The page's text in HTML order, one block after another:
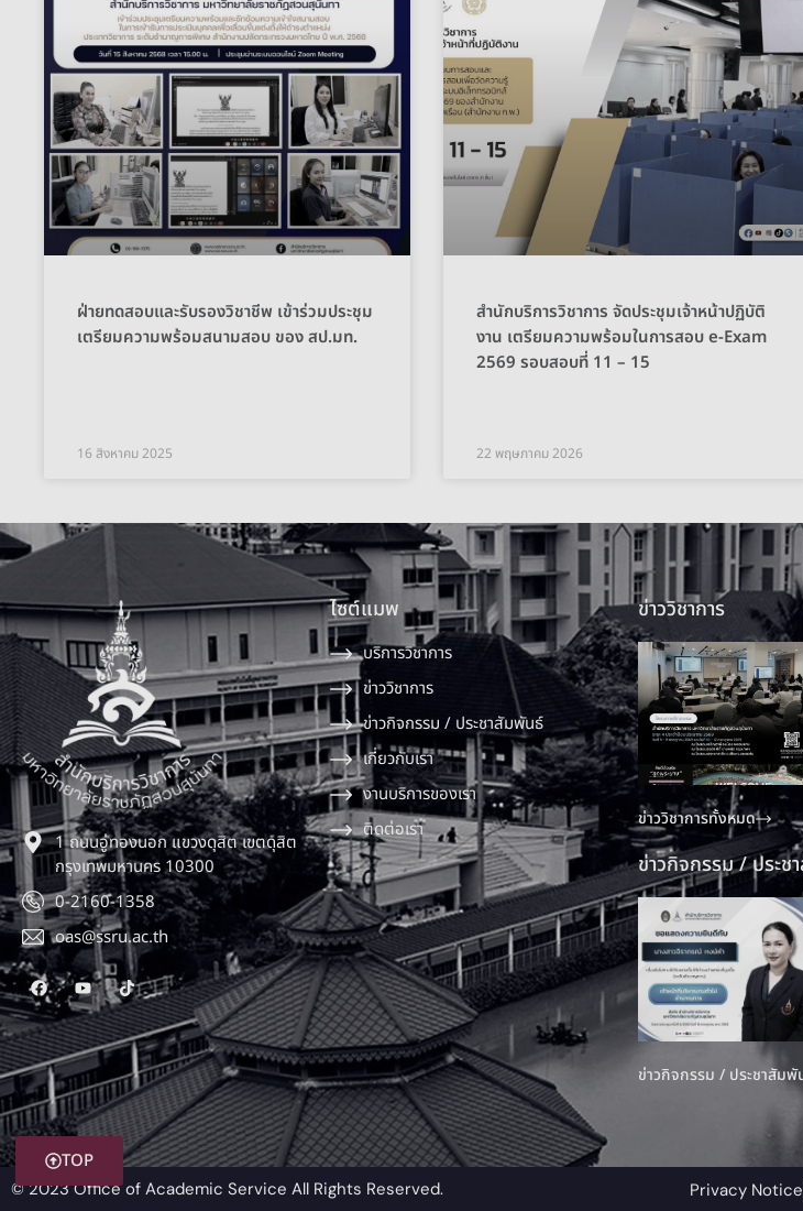
ฝ่ายทดสอบและรับรองวิชาชีพ เข้าร่วมประชุม
เตรียมความพร้อมสนามสอบ ของ สป.มท.
16 สิงหาคม 2025
สำนักบริการวิชาการ จัดประชุมเจ้าหน้าปฏิบัติ
งาน เตรียมความพร้อมในการสอบ e-Exam
2569 รอบสอบที่ 11 – 15
22 พฤษภาคม 2026
1 ถนนอู่ทองนอก แขวงดุสิต เขตดุสิต
กรุงเทพมหานคร 10300
0-2160-1358
oas@ssru.ac.th
ไซต์แมพ
บริการวิชาการ
ข่าววิชาการ
ข่าวกิจกรรม / ประชาสัมพันธ์
เกี่ยวกับเรา
งานบริการของเรา
ติดต่อเรา
ข่าววิชาการ
ข่าววิชาการทั้งหมด
ข่าวกิจกรรม / ประช
ข่าวกิจกรรม / ประชาสัม
© 2023 Office of Academic Service All Rights Reserved.​ Privacy Notice
TOP